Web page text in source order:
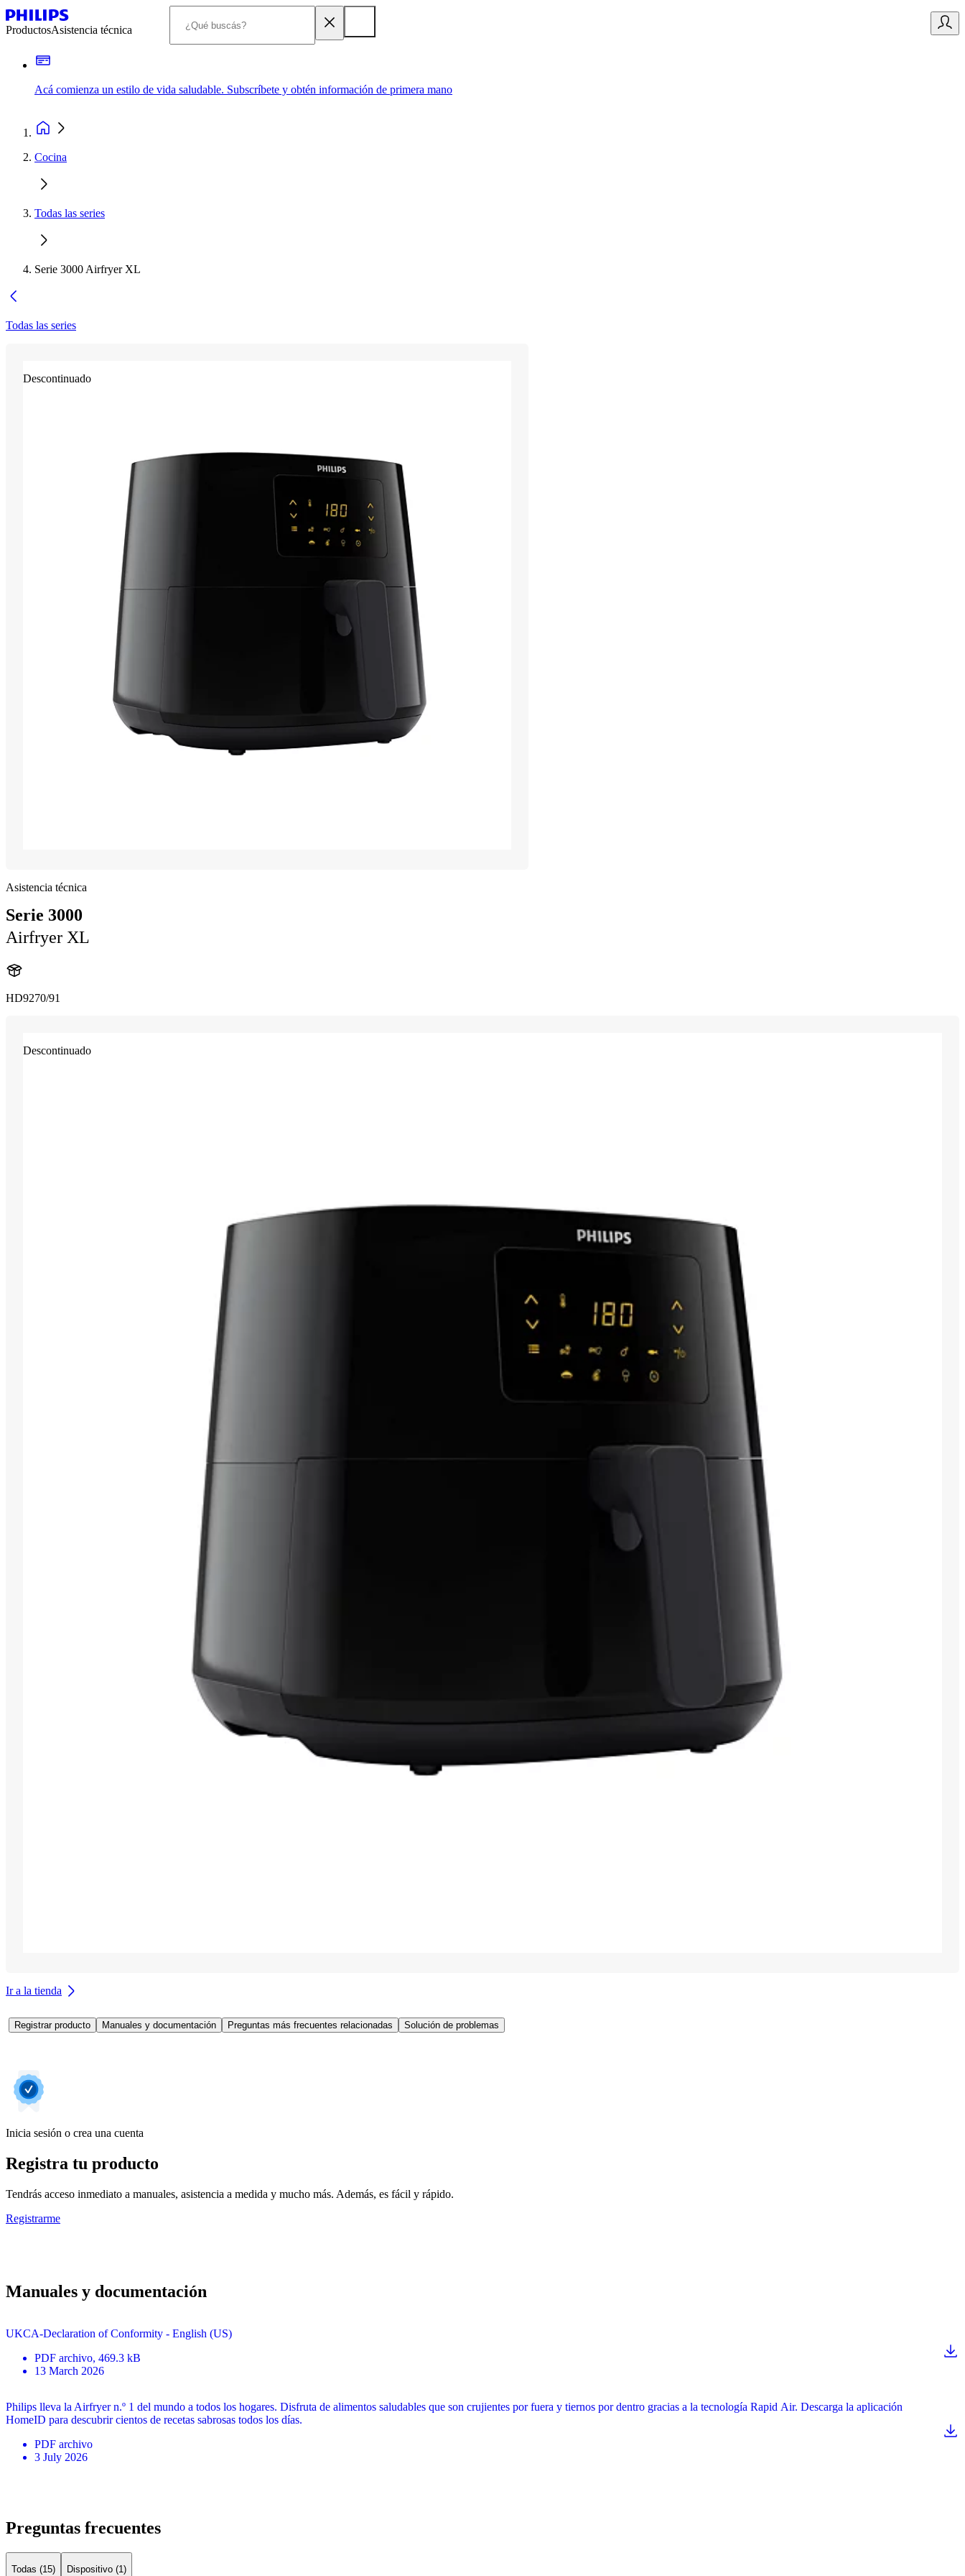
ProductosAsistencia técnica
Acá comienza un estilo de vida saludable. Subscríbete y obtén información de primera mano
Cocina
Todas las series
Serie 3000 Airfryer XL
Todas las series
Descontinuado
Asistencia técnica
Serie 3000
Airfryer XL
HD9270/91
Descontinuado
Ir a la tienda
Registrar producto Manuales y documentación Preguntas más frecuentes relacionadas Solución de problemas
Inicia sesión o crea una cuenta
Registra tu producto
Tendrás acceso inmediato a manuales, asistencia a medida y mucho más. Además, es fácil y rápido.
Registrarme
Manuales y documentación
UKCA-Declaration of Conformity - English (US)
PDF archivo, 469.3 kB
13 March 2026
Philips lleva la Airfryer n.º 1 del mundo a todos los hogares. Disfruta de alimentos saludables que son crujientes por fuera y tiernos por dentro gracias a la tecnología Rapid Air. Descarga la aplicación
HomeID para descubrir cientos de recetas sabrosas todos los días.
PDF archivo
3 July 2026
Preguntas frecuentes
Todas (15) Dispositivo (1)